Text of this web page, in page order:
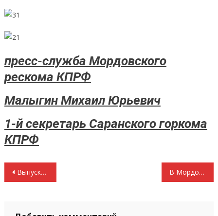
пресс-служба Мордовского
рескома КПРФ
Малыгин Михаил Юрьевич
1-й секретарь Саранского горкома
КПРФ
Навигация
записям
Выпускник центра политической учебы ЦК КПРФ — Федянов Василий Евгеньевич В Мордовию приедет Павел Астахов